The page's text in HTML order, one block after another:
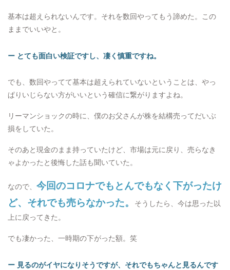
基本は超えられないんです。それを数回やってもう諦めた。この
ままでいいやと。
ー とても面白い検証ですし、凄く慎重ですね。
でも、数回やってて基本は超えられていないということは、やっ
ぱりいじらない方がいいという確信に繋がりますよね。
リーマンショックの時に、僕のお父さんが株を結構売ってだいぶ
損をしていた。
そのあと現金のまま持っていたけど、市場は元に戻り、売らなき
ゃよかったと後悔した話も聞いていた。
なので、 今回のコロナでもとんでもなく下がったけ
ど、それでも売らなかった。
そうしたら、今は思った以
上に戻ってきた。
でも凄かった、一時期の下がった額。笑
ー 見るのがイヤになりそうですが、それでもちゃんと見るんです